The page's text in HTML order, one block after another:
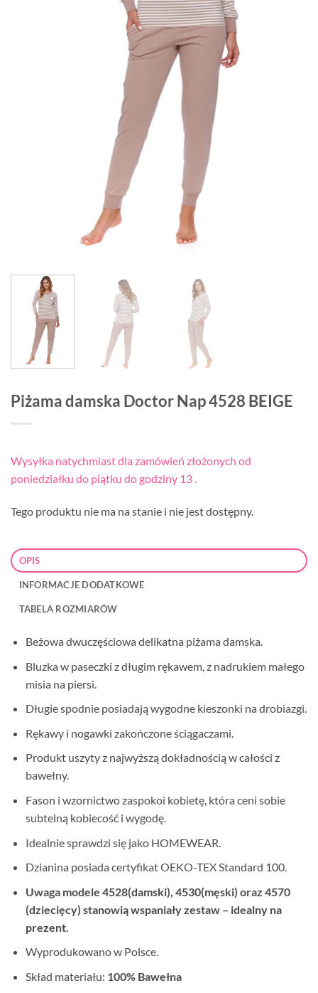
Piżama damska Doctor Nap 4528 BEIGE
Wysyłka natychmiast dla zamówień złożonych od
poniedziałku do piątku do godziny 13 .
Tego produktu nie ma na stanie i nie jest dostępny.
OPIS
INFORMACJE DODATKOWE
TABELA ROZMIARÓW
Beżowa dwuczęściowa delikatna piżama damska.
Bluzka w paseczki z długim rękawem, z nadrukiem małego
misia na piersi.
Długie spodnie posiadają wygodne kieszonki na drobiazgi.
Rękawy i nogawki zakończone ściągaczami.
Produkt uszyty z najwyższą dokładnością w całości z
bawełny.
Fason i wzornictwo zaspokoi kobietę, która ceni sobie
subtelną kobiecość i wygodę.
Idealnie sprawdzi się jako HOMEWEAR.
Dzianina posiada certyfikat OEKO-TEX Standard 100.
Uwaga modele 4528(damski), 4530(męski) oraz 4570
(dziecięcy) stanowią wspaniały zestaw – idealny na
prezent.
Wyprodukowano w Polsce.
Skład materiału: 100% Bawełna